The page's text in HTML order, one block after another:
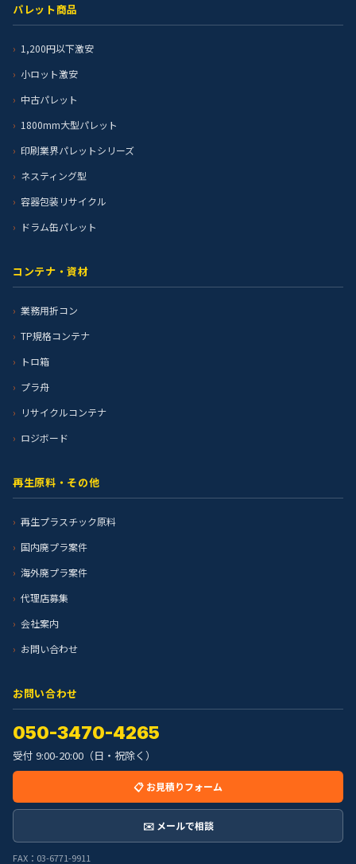
パレット商品
1,200円以下激安
小ロット激安
中古パレット
1800mm大型パレット
印刷業界パレットシリーズ
ネスティング型
容器包装リサイクル
ドラム缶パレット
コンテナ・資材
業務用折コン
TP規格コンテナ
トロ箱
プラ舟
リサイクルコンテナ
ロジボード
再生原料・その他
再生プラスチック原料
国内廃プラ案件
海外廃プラ案件
代理店募集
会社案内
お問い合わせ
お問い合わせ
050-3470-4265
受付 9:00-20:00（日・祝除く）
📋 お見積りフォーム
✉️ メールで相談
FAX：03-6771-9911